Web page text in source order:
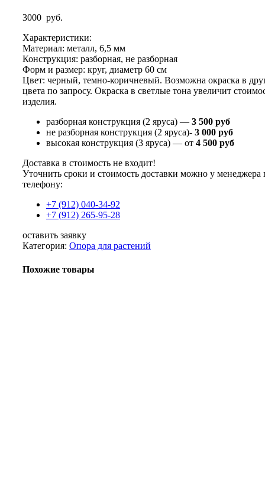
3000 руб.
Характеристики:
Материал: металл, 6,5 мм
Конструкция: разборная, не разборная
Форм и размер: круг, диаметр 60 см
Цвет: черный, темно-коричневый. Возможна окраска в
цвета по запросу. Окраска в светлые тона увеличит
изделия.
разборная конструкция (2 яруса) — 3 500 руб
не разборная конструкция (2 яруса)- 3 000 руб
высокая конструкция (3 яруса) — от 4 500 руб
Доставка в стоимость не входит!
Уточнить сроки и стоимость доставки можно у менеджера
телефону:
+7 (912) 040-34-92
+7 (912) 265-95-28
оставить заявку
Категория: Опора для растений
Похожие товары